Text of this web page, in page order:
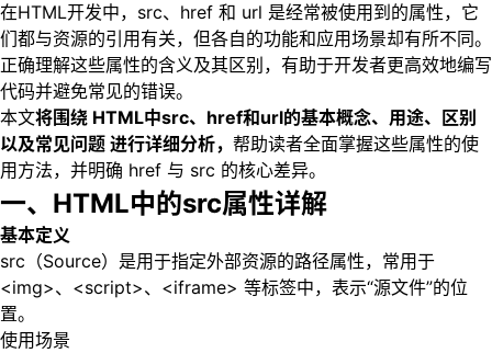
在HTML开发中，src、href 和 url 是经常被使用到的属性，它
们都与资源的引用有关，但各自的功能和应用场景却有所不同。
正确理解这些属性的含义及其区别，有助于开发者更高效地编写
代码并避免常见的错误。
本文将围绕 HTML中src、href和url的基本概念、用途、区别
以及常见问题 进行详细分析， 帮助读者全面掌握这些属性的使
用方法，并明确 href 与 src 的核心差异。
一、HTML中的src属性详解
基本定义
src（Source）是用于指定外部资源的路径属性，常用于
<img>、<script>、<iframe> 等标签中，表示“源文件”的位
置。
使用场景